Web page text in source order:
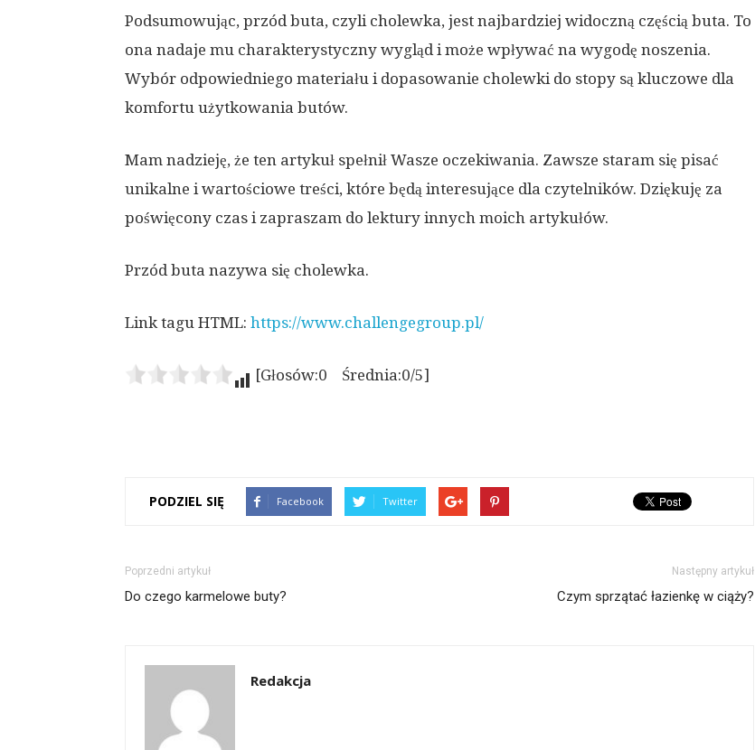
Podsumowując, przód buta, czyli cholewka, jest najbardziej widoczną częścią buta. To
ona nadaje mu charakterystyczny wygląd i może wpływać na wygodę noszenia.
Wybór odpowiedniego materiału i dopasowanie cholewki do stopy są kluczowe dla
komfortu użytkowania butów.
Mam nadzieję, że ten artykuł spełnił Wasze oczekiwania. Zawsze staram się pisać
unikalne i wartościowe treści, które będą interesujące dla czytelników. Dziękuję za
poświęcony czas i zapraszam do lektury innych moich artykułów.
Przód buta nazywa się cholewka.
Link tagu HTML: https://www.challengegroup.pl/
[Głosów:0 Średnia:0/5]
PODZIEL SIĘ Facebook Twitter
Poprzedni artykuł
Do czego karmelowe buty?
Następny artykuł
Czym sprzątać łazienkę w ciąży?
Redakcja